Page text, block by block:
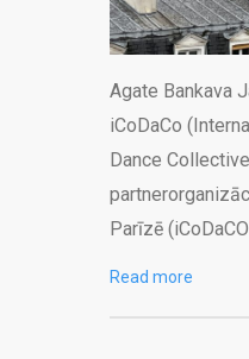
Agate Bankava
iCoDaCo
Dance
Parīzē
Read more